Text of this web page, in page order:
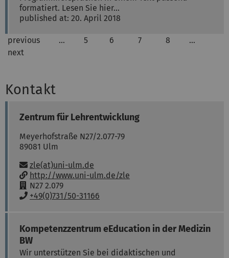
formatiert. Lesen Sie hier…
published at: 20. April 2018
previous … 5 6 7 8
…
next
Kontakt
Zentrum für Lehrentwicklung
Meyerhofstraße N27/2.077-79
89081 Ulm
Email:
zle(at)uni-ulm.de
w
w
w
http://www.uni-ulm.de/zle
R
o
:
N27 2.079
P
n
e
:
+49(0)731/50-31166
Kompetenzzentrum eEducation in der Medizin
BW
Wir unterstützen Sie bei didaktischen und